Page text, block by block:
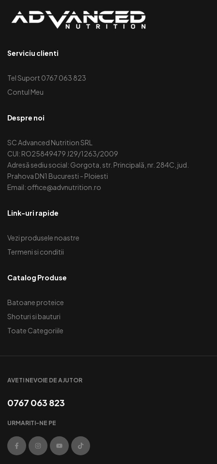
Serviciu clienti
Tel Suport 0767 063 823
Contul Meu
Despre noi
SC Advanced Nutrition SRL
CUI: RO25849479 J29/1263/2009
Adresă sediu social: Gorgota, str. Principală, nr. 284C, jud.
Prahova DN1 Bucuresti - Ploiesti
Email: office@advnutrition.ro
Link-uri rapide
Vezi produsele noastre
Termeni si conditii
Catalog Produse
Batoane proteice
Shoturi si bauturi
Toate Categoriile
AVETI NEVOIE DE AJUTOR
0767 063 823
URMARITI-NE PE